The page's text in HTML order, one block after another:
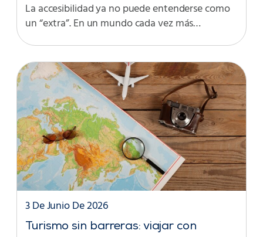
La accesibilidad ya no puede entenderse como
un “extra”. En un mundo cada vez más…
Turismo sin barreras: viajar con
3 De Junio De 2026